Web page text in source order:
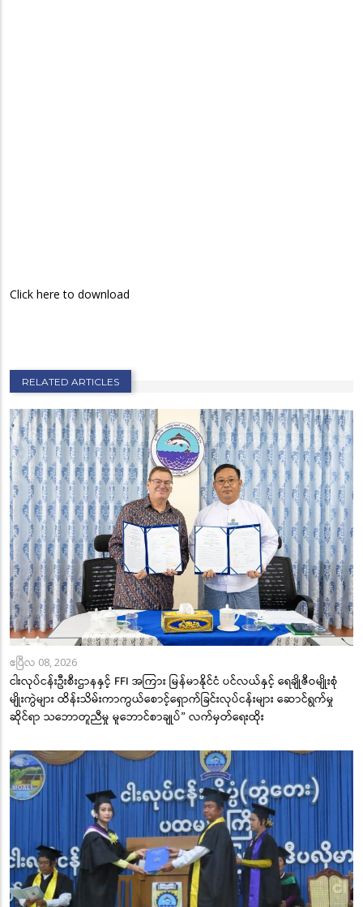
Click here to download
RELATED ARTICLES
ဧပြီလ 08, 2026
ငါးလုပ်ငန်းဦးစီးဌာနနှင့် FFI အကြား မြန်မာနိုင်ငံ ပင်လယ်နှင့် ရေချိုဇီဝမျိုးစုံ
မျိုးကွဲများ ထိန်းသိမ်းကာကွယ်စောင့်ရှောက်ခြင်းလုပ်ငန်းများ ဆောင်ရွက်မှု
ဆိုင်ရာ သဘောတူညီမှု မူဘောင်စာချုပ်” လက်မှတ်ရေးထိုး